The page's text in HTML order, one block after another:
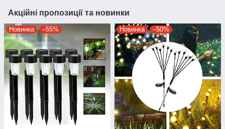
Акційні пропозиції та новинки
Новинка –55% Новинка –50%